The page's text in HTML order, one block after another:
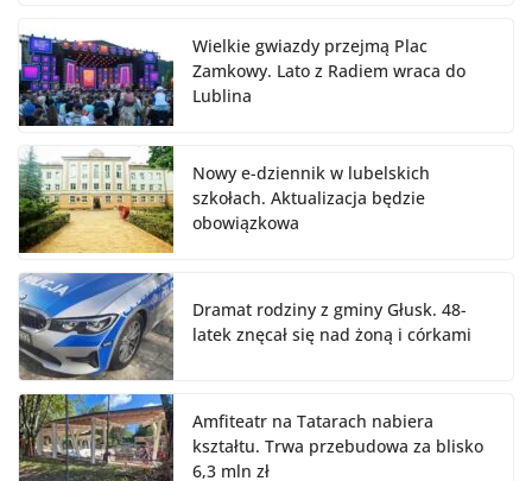
Wielkie gwiazdy przejmą Plac
Zamkowy. Lato z Radiem wraca do
Lublina
Nowy e-dziennik w lubelskich
szkołach. Aktualizacja będzie
obowiązkowa
Dramat rodziny z gminy Głusk. 48-
latek znęcał się nad żoną i córkami
Amfiteatr na Tatarach nabiera
kształtu. Trwa przebudowa za blisko
6,3 mln zł